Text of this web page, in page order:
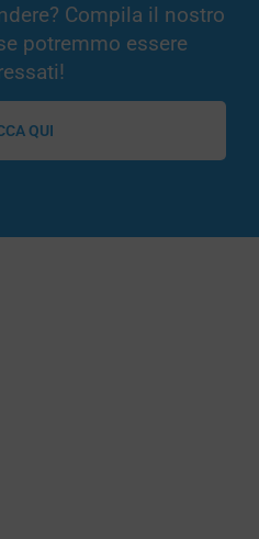
Compila il nostro
potremmo essere
QUI